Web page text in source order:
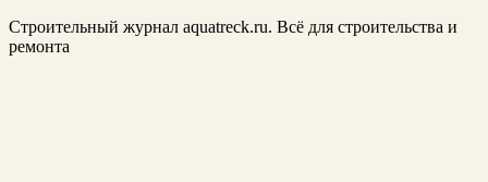
Строительный журнал aquatreck.ru. Всё для строительства и
ремонта